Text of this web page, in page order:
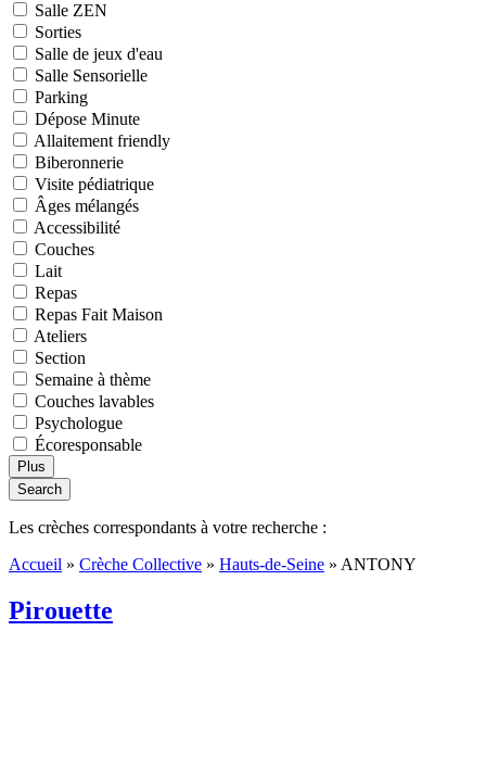
Salle ZEN
Sorties
Salle de jeux d'eau
Salle Sensorielle
Parking
Dépose Minute
Allaitement friendly
Biberonnerie
Visite pédiatrique
Âges mélangés
Accessibilité
Couches
Lait
Repas
Repas Fait Maison
Ateliers
Section
Semaine à thème
Couches lavables
Psychologue
Écoresponsable
Plus
Search
Les crèches correspondants à votre recherche :
Accueil » Crèche Collective » Hauts-de-Seine » ANTONY
Pirouette